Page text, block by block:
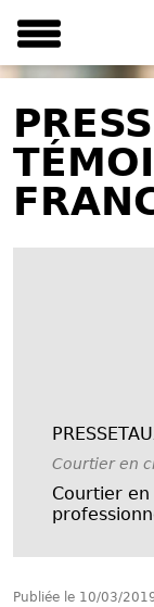
Courtier en
Courtier
Publiée le 10/03/